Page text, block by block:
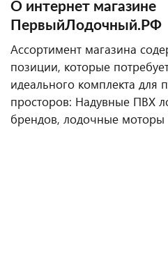
О интернет магазине
ПервыйЛодочный.РФ
Ассортимент магазина
позиции, которые
идеального комплекта для
просторов: Надувные ПВХ
брендов, лодочные моторы